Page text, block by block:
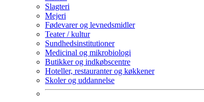
Slagteri
Mejeri
Fødevarer og levnedsmidler
Teater / kultur
Sundhedsinstitutioner
Medicinal og mikrobiologi
Butikker og indkøbscentre
Hoteller, restauranter og køkkener
Skoler og uddannelse